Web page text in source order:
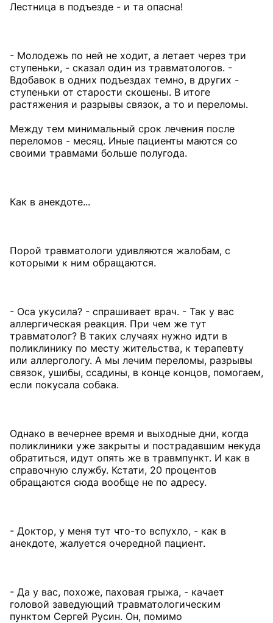
Лестница в подъезде - и та опасна!
- Молодежь по ней не ходит, а летает через три
ступеньки, - сказал один из травматологов. -
Вдобавок в одних подъездах темно, в других -
ступеньки от старости скошены. В итоге
растяжения и разрывы связок, а то и переломы.
Между тем минимальный срок лечения после
переломов - месяц. Иные пациенты маются со
своими травмами больше полугода.
Как в анекдоте...
Порой травматологи удивляются жалобам, с
которыми к ним обращаются.
- Оса укусила? - спрашивает врач. - Так у вас
аллергическая реакция. При чем же тут
травматолог? В таких случаях нужно идти в
поликлинику по месту жительства, к терапевту
или аллергологу. А мы лечим переломы, разрывы
связок, ушибы, ссадины, в конце концов, помогаем,
если покусала собака.
Однако в вечернее время и выходные дни, когда
поликлиники уже закрыты и пострадавшим некуда
обратиться, идут опять же в травмпункт. И как в
справочную службу. Кстати, 20 процентов
обращаются сюда вообще не по адресу.
- Доктор, у меня тут что-то вспухло, - как в
анекдоте, жалуется очередной пациент.
- Да у вас, похоже, паховая грыжа, - качает
головой заведующий травматологическим
пунктом Сергей Русин. Он, помимо